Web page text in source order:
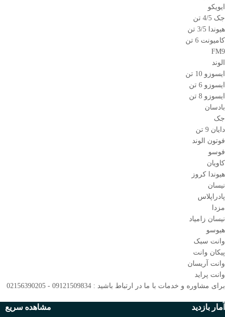
ایویکو
جک 4/5 تن
هیوندا 3/5 تن
کامیونت 6 تن
FM9
الوند
ایسوزو 10 تن
ایسوزو 6 تن
ایسوزو 8 تن
بادسان
جک
دایان 9 تن
فوتون الوند
فوسو
کاویان
هیوندا کروز
نیسان
پادراپلاس
مزدا
نیسان زامیاد
هیوسو
وانت سبک
پیکان وانت
وانت آریسان
وانت پراید
برای مشاوره و خدمات با ما در ارتباط باشید : 09121509834 - 02156390205
آمار بازدید مشاهده سریع